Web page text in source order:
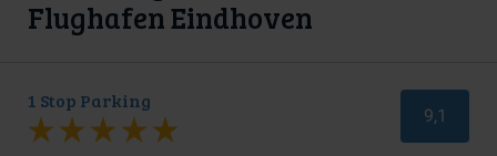
Flughafen Eindhoven
1 Stop Parking
9,1